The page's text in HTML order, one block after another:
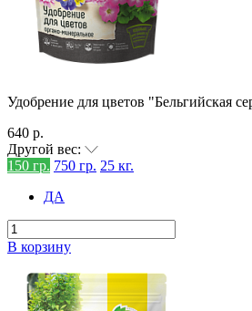
Удобрение для цветов "Бельгийская
640 р.
Другой вес:
150 гр. 750 гр. 25 кг.
ДА
В корзину